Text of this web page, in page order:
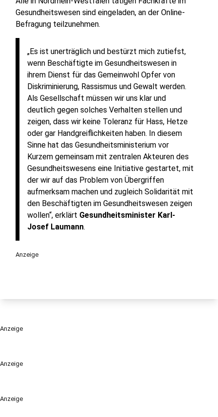
Anzeige
Anzeige
Gesundheitswesen sind eingeladen, an der Online-
Befragung teilzunehmen.
„Es ist unerträglich und bestürzt mich zutiefst,
wenn Beschäftigte im Gesundheitswesen in
ihrem Dienst für das Gemeinwohl Opfer von
Diskriminierung, Rassismus und Gewalt werden.
Als Gesellschaft müssen wir uns klar und
deutlich gegen solches Verhalten stellen und
zeigen, dass wir keine Toleranz für Hass, Hetze
oder gar Handgreiflichkeiten haben. In diesem
Sinne hat das Gesundheitsministerium vor
Kurzem gemeinsam mit zentralen Akteuren des
Gesundheitswesens eine Initiative gestartet, mit
der wir auf das Problem von Übergriffen
aufmerksam machen und zugleich Solidarität mit
den Beschäftigten im Gesundheitswesen zeigen
wollen“, erklärt Gesundheitsminister Karl-
Josef Laumann.
Anzeige
Anzeige